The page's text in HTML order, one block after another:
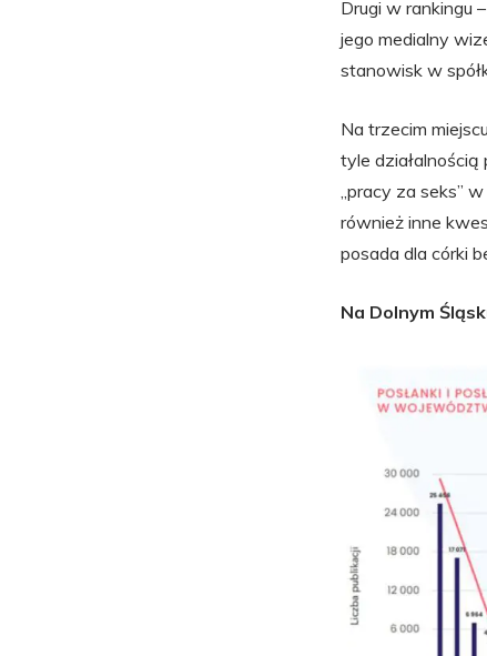
Drugi w rankingu –
jego medialny
stanowisk w
Na trzecim
tyle działalnością
„pracy za seks”
również inne
posada dla córki
Na Dolnym